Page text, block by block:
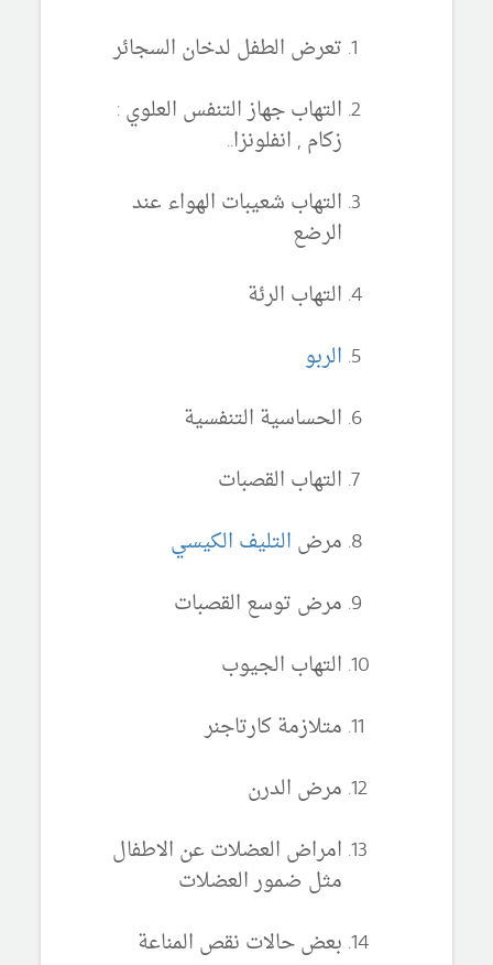
تعرض الطفل لدخان السجائر
التهاب جهاز التنفس العلوي :
زكام , انفلونزا..
التهاب شعيبات الهواء عند
الرضع
التهاب الرئة
الربو
الحساسية التنفسية
التهاب القصبات
مرض التليف الكيسي
مرض توسع القصبات
التهاب الجيوب
متلازمة كارتاجنر
مرض الدرن
امراض العضلات عن الاطفال
مثل ضمور العضلات
بعض حالات نقص المناعة